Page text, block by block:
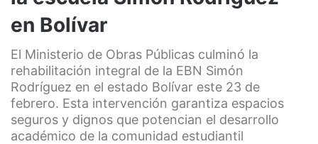
en Bolívar
El Ministerio de Obras Públicas culminó la
rehabilitación integral de la EBN Simón
Rodríguez en el estado Bolívar este 23 de
febrero. Esta intervención garantiza espacios
seguros y dignos que potencian el desarrollo
académico de la comunidad estudiantil